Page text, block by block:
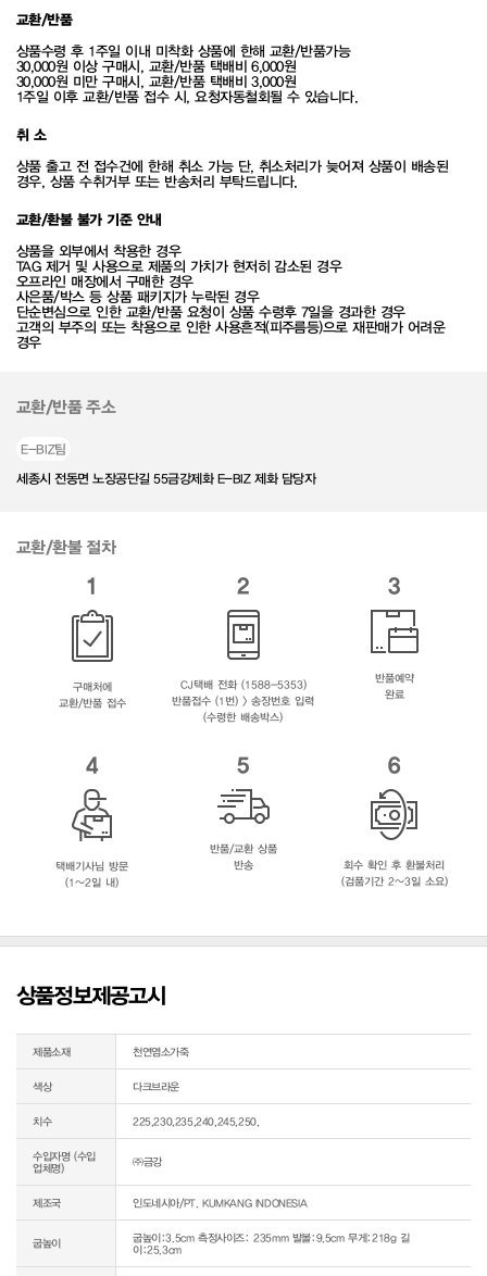
교환/반품
상품수령 후 1주일 이내 미착화 상품에 한해 교환/반품가능
30,000원 이상 구매시, 교환/반품 택배비 6,000원
30,000원 미만 구매시, 교환/반품 택배비 3,000원
1주일 이후 교환/반품 접수 시, 요청자동철회될 수 있습니다.
취 소
상품 출고 전 접수건에 한해 취소 가능 단, 취소처리가 늦어져 상품이 배송된
경우, 상품 수취거부 또는 반송처리 부탁드립니다.
교환/환불 불가 기준 안내
상품을 외부에서 착용한 경우
TAG 제거 및 사용으로 제품의 가치가 현저히 감소된 경우
오프라인 매장에서 구매한 경우
사은품/박스 등 상품 패키지가 누락된 경우
단순변심으로 인한 교환/반품 요청이 상품 수령후 7일을 경과한 경우
고객의 부주의 또는 착용으로 인한 사용흔적(피주름등)으로 재판매가 어려운
경우
교환/반품 주소
E-BIZ팀
세종시 전동면 노장공단길 55금강제화 E-BIZ 제화 담당자
교환/환불 절차
1
구매처에
교환/반품 접수
2
CJ택배 전화 (1588-5353)
반품접수 (1번) > 송장번호 입력
(수령한 배송박스)
3
반품예약
완료
4
택배기사님 방문
(1~2일 내)
5
반품/교환 상품
반송
6
회수 확인 후 환불처리
(검품기간 2~3일 소요)
상품정보제공고시
제품소재 천연염소가죽
색상 다크브라운
치수 225,230,235,240,245,250,
수입자명 (수입
업체명)
㈜금강
제조국 인도네시아/PT. KUMKANG INDONESIA
굽높이
굽높이:3.5cm 측정사이즈: 235mm 발볼:9.5cm 무게:218g 길
이:25.3cm